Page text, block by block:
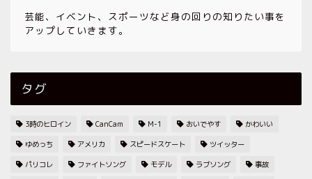
芸能、イベント、スポーツなど身の回りの知りたい事を
アップしていきます。
タグ
3時のヒロイン CanCam M-1 おいでやす かわいい
ゆめっち アメリカ スピードスケート ツイッター
パリコレ ファイトソング モデル ラブソング 事故